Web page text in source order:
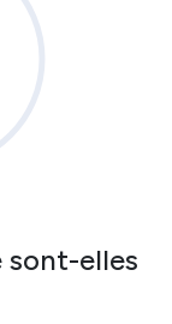
sont-elles